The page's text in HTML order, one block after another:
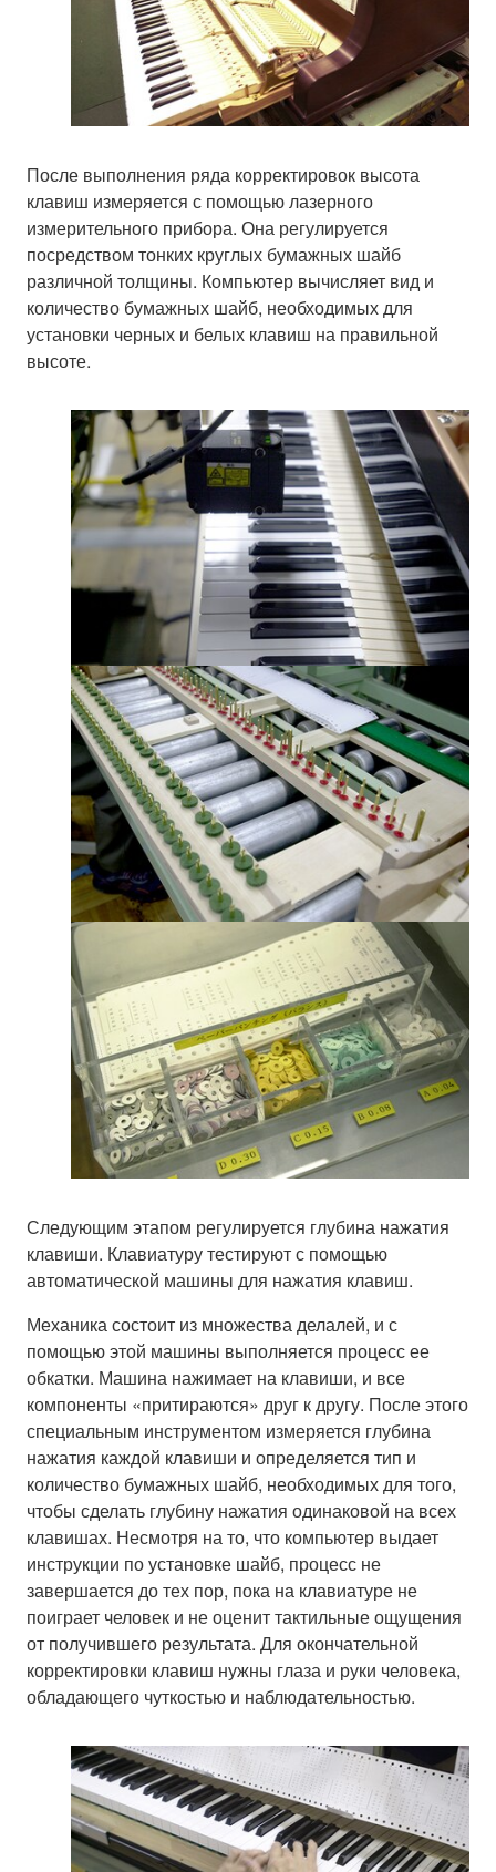
После выполнения ряда корректировок высота
клавиш измеряется с помощью лазерного
измерительного прибора. Она регулируется
посредством тонких круглых бумажных шайб
различной толщины. Компьютер вычисляет вид и
количество бумажных шайб, необходимых для
установки черных и белых клавиш на правильной
высоте.
Следующим этапом регулируется глубина нажатия
клавиши. Клавиатуру тестируют с помощью
автоматической машины для нажатия клавиш.
Механика состоит из множества делалей, и с
помощью этой машины выполняется процесс ее
обкатки. Машина нажимает на клавиши, и все
компоненты «притираются» друг к другу. После этого
специальным инструментом измеряется глубина
нажатия каждой клавиши и определяется тип и
количество бумажных шайб, необходимых для того,
чтобы сделать глубину нажатия одинаковой на всех
клавишах. Несмотря на то, что компьютер выдает
инструкции по установке шайб, процесс не
завершается до тех пор, пока на клавиатуре не
поиграет человек и не оценит тактильные ощущения
от получившего результата. Для окончательной
корректировки клавиш нужны глаза и руки человека,
обладающего чуткостью и наблюдательностью.